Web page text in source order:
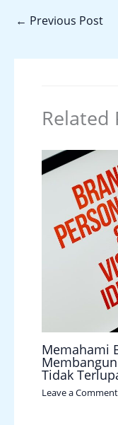
← Previous Post
Related
Memahami
Tidak
Leave a Comment